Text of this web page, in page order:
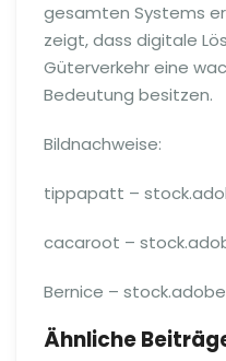
gesamten Systems
zeigt, dass digitale
Güterverkehr eine
Bedeutung besitzen.
Bildnachweise:
tippapatt –
cacaroot –
Bernice –
Ähnliche